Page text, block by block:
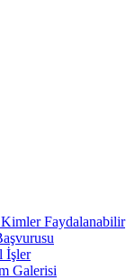
Faydalanabilir
İşler
Galerisi